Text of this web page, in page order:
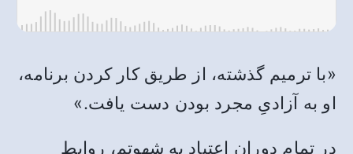
«با ترمیم گذشته، از طریق کار کردن برنامه،
او به آزادیِ مجرد بودن دست یافت.»
در تمام دوران اعتیاد به شهوتم، روابط